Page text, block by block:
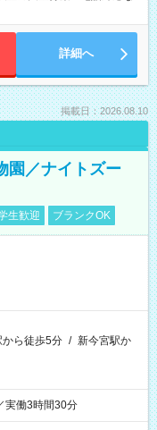
詳細へ
掲載日：2026.08.10
／ナイトズー
生歓迎 ブランクOK
ら徒歩5分 / 新今宮駅か
実働3時間30分